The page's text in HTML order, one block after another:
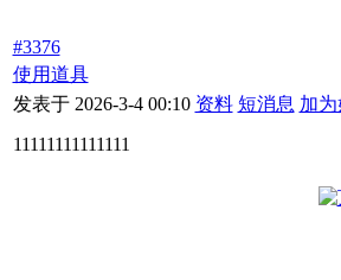
#3376
使用道具
发表于 2026-3-4 00:10 资料 短消息 加
11111111111111